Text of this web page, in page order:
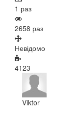
1 раз
2658 раз
Невідомо
4123
Viktor